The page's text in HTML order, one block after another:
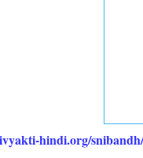
hindi.org/